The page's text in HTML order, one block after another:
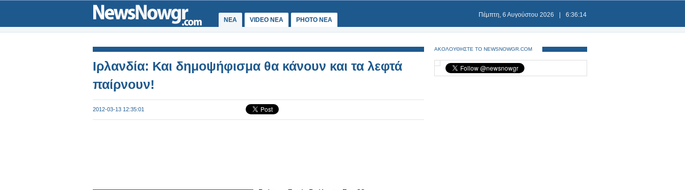
ΝΕΑ VIDEO NEA PHOTO NEA
Πέμπτη, 6 Αυγούστου 2026 6:36:15
Ιρλανδία: Και δημοψήφισμα θα κάνουν και τα λεφτά
παίρνουν!
2012-03-13 12:35:01
ΑΚΟΛΟΥΘΗΣΤΕ ΤΟ NEWSNOWGR.COM